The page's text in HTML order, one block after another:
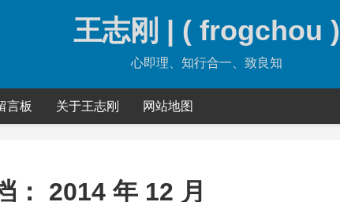
王志刚 | ( frogchou )
心即理、知行合一、致良知
言板 关于王志刚 网站地图
： 2014 年 12 月